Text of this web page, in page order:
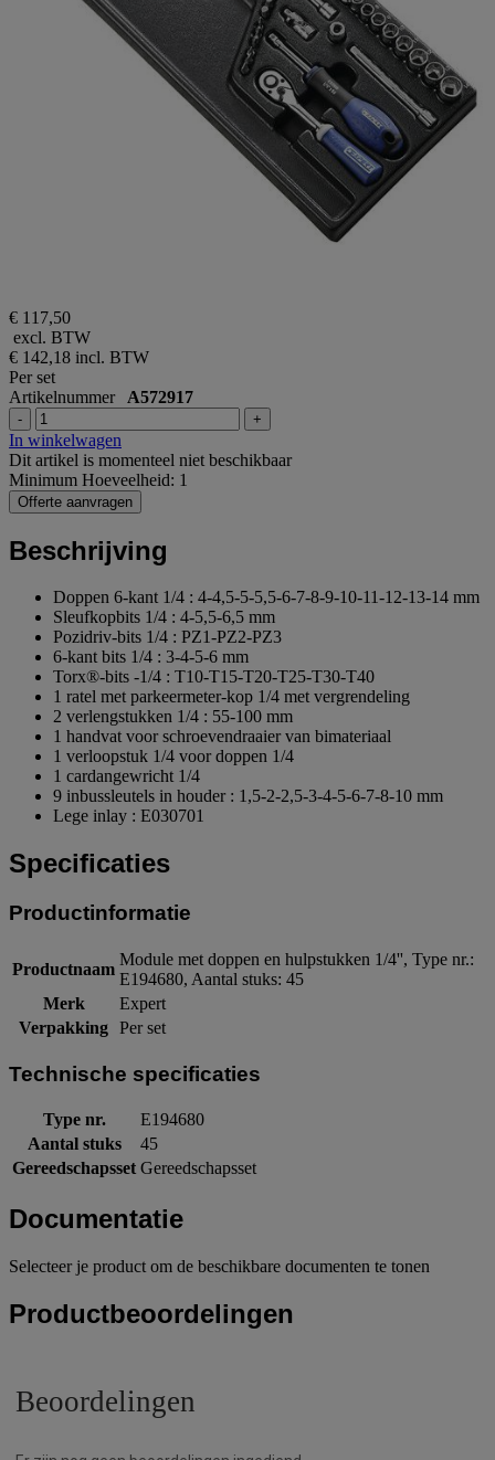
€ 117,50
excl. BTW
€ 142,18 incl. BTW
Per set
Artikelnummer A572917
- +
In winkelwagen
Dit artikel is momenteel niet beschikbaar
Minimum Hoeveelheid: 1
Offerte aanvragen
Beschrijving
Doppen 6-kant 1/4 : 4-4,5-5-5,5-6-7-8-9-10-11-12-13-14 mm
Sleufkopbits 1/4 : 4-5,5-6,5 mm
Pozidriv-bits 1/4 : PZ1-PZ2-PZ3
6-kant bits 1/4 : 3-4-5-6 mm
Torx®-bits -1/4 : T10-T15-T20-T25-T30-T40
1 ratel met parkeermeter-kop 1/4 met vergrendeling
2 verlengstukken 1/4 : 55-100 mm
1 handvat voor schroevendraaier van bimateriaal
1 verloopstuk 1/4 voor doppen 1/4
1 cardangewricht 1/4
9 inbussleutels in houder : 1,5-2-2,5-3-4-5-6-7-8-10 mm
Lege inlay : E030701
Specificaties
Productinformatie
Productnaam
Module met doppen en hulpstukken 1/4'', Type nr.:
E194680, Aantal stuks: 45
Merk
Expert
Verpakking Per set
Technische specificaties
Type nr.
E194680
Aantal stuks
45
Gereedschapsset Gereedschapsset
Documentatie
Selecteer je product om de beschikbare documenten te tonen
Productbeoordelingen